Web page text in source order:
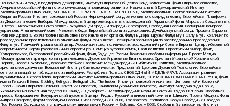
Национальный фонд в поддержку демократии, Институт Открытое Общество Фонд Содействия, Фонд Открытое общество,
Американо-российский фонд по экономическому и правовому развитию, Национальный Демократический Институт
Международных Отношений, MEDIA DEVELOPMENT INVESTMENT FUND, Международный Республиканский Институт,
Открытая Россия, Институт современной России, Черноморский фонд регионального сотрудничества, Европейская Платформа
за Демократические Выборы, Международный центр электоральных исследований, Германский фонд Маршалла Соединенных
Штатов, Тихоокеанский центр защиты окружающей среды и природных ресурсов, Свободная Россия, Всемирный конгресс
украинцев, Атлантический совет, Человек в беде, Европейский фонд за демократию, Джеймстаунский фонд, Прожект Хармони,
Родники дракона, Врачи против насильственного извлечения органов, Фалунь Дафа, Друзья Фалуньгун, Фалуньгун, Коалиция по
расследованию преследования в отношении Фалуньгун в Китае, Всемирная организация по расследованию преследований
Фалуньгун, Пражский гражданский центр, Ассоциация школ политических исследований при Совете Европы, Центр либеральной
современности, Форум русскоязычных европейцев, Немецко-русский обмен, Бард колледж, Европейский выбор, Фонд
Ходорковского, Оксфордский российский фонд, Фонд Будущее России, Компания свободы информации, Проект Медиа,
Международное партнерство за права человека, Духовное Управление Евангельских Христиан Украинской Христианской
Церкви, Новое Поколение, Духовное Учебное Заведение Международный Библейский Колледж, Международное
христианское движение, Всемирный Институт Саентологических Предприятий, Церковь Духовной Технологии, Европейская
сеть организаций по наблюдению за выборами, Республика Польша, СВОБОДНЫЙ ИДЕЛЬ-УРАЛ, Ассоциация развития
журналистики, IStories fonds, Королевский Институт Международных Отношений, КРИМСЬКА ПРАВОЗАХИСНА ГРУПА, Фонд
имени Генриха Бёлля, Stichting Bellingcat, Bellingcat Ltd, The Insider, Институт правовой инициативы Центральной и Восточной
Европы, Фонд Открытой Эстонии, Calvert 22 Foundation, Канадский украинский конгресс, Институт Макдональда-Лорье,
Украинская национальная федерация Канады, Декабристы, Международный научный центр им Вудро Вильсона, Свободная
пресса, Возрождение, Всеукраинский духовный центр , Риддл, Русский антивоенный комитет в Швеции, Проект Медуза, Фонд
Андрея Сахарова, Форум свободной России, Лига Свободных Наций, Transparеncy International, Форум Свободных Народов
ПостРоссии, Солидарность с гражданским движением в России – Solidarus, КрымSOS, Свободный университет, Институт